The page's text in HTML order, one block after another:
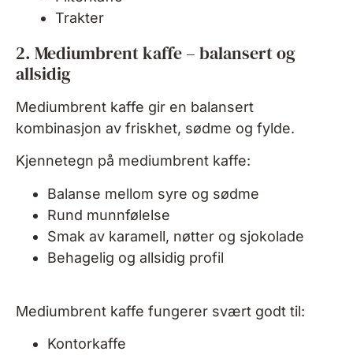
Trakter
2. Mediumbrent kaffe – balansert og
allsidig
Mediumbrent kaffe gir en balansert
kombinasjon av friskhet, sødme og fylde.
Kjennetegn på mediumbrent kaffe:
Balanse mellom syre og sødme
Rund munnfølelse
Smak av karamell, nøtter og sjokolade
Behagelig og allsidig profil
Mediumbrent kaffe fungerer svært godt til:
Kontorkaffe